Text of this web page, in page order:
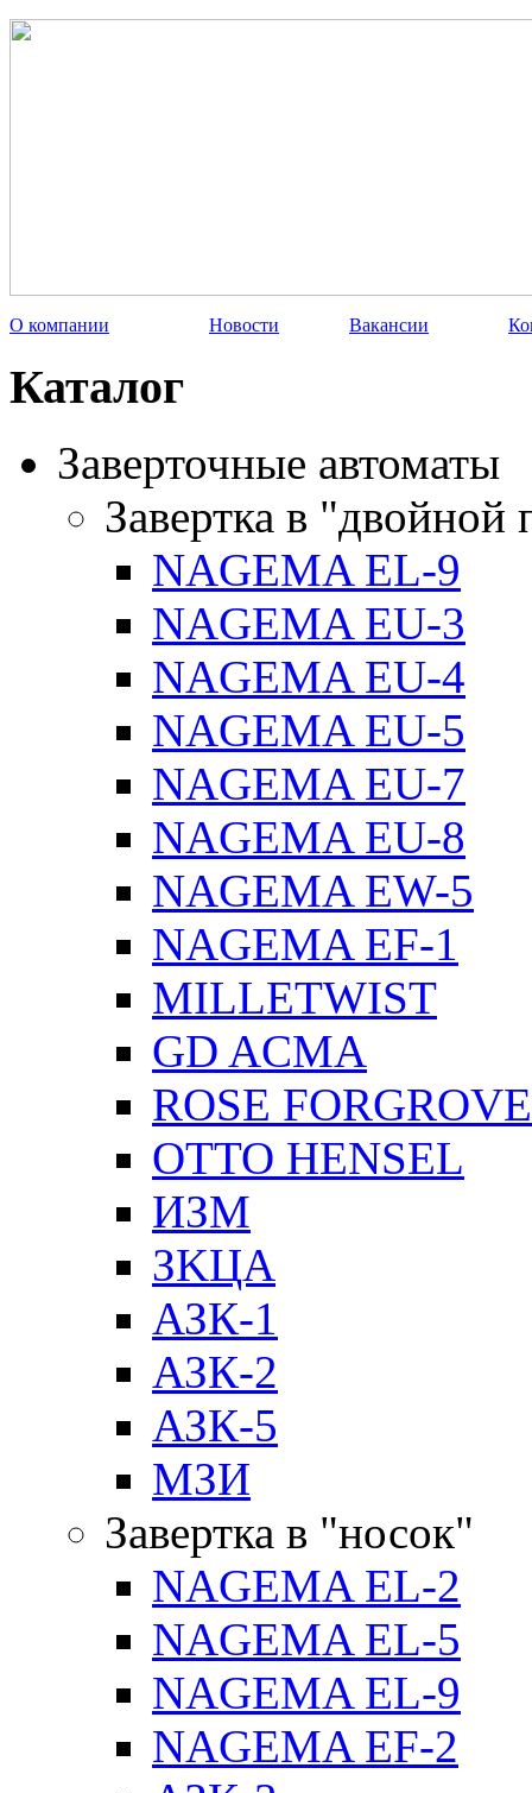
О компании Новости Вакансии
Каталог
Заверточные автоматы
Завертка в "двойной
NAGEMA EL-9
NAGEMA EU-3
NAGEMA EU-4
NAGEMA EU-5
NAGEMA EU-7
NAGEMA EU-8
NAGEMA EW-5
NAGEMA EF-1
MILLETWIST
GD ACMA
ROSE FORGROVE
OTTO HENSEL
ИЗМ
ЗKЦA
АЗК-1
АЗК-2
АЗК-5
МЗИ
Завертка в "носок"
NAGEMA EL-2
NAGEMA EL-5
NAGEMA EL-9
NAGEMA EF-2